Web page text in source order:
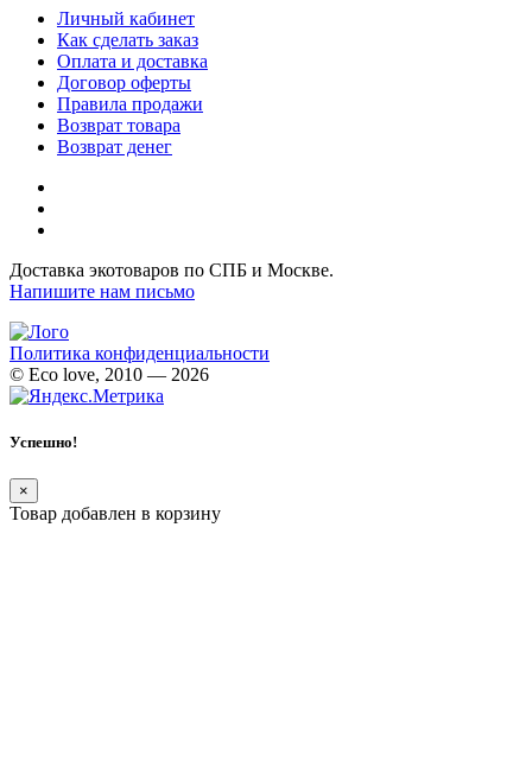
Личный кабинет
Как сделать заказ
Оплата и доставка
Договор оферты
Правила продажи
Возврат товара
Возврат денег
Доставка экотоваров по СПБ и Москве.
Напишите нам письмо
Политика конфиденциальности
© Eco love, 2010 — 2026
Успешно!
×
Товар добавлен в корзину